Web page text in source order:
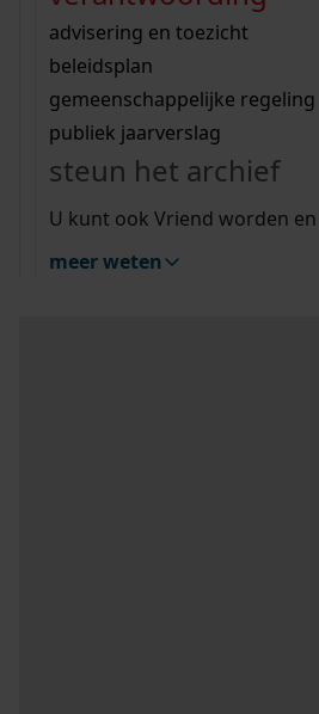
bouwvergunningen
omgevingsvergunningen
vergunningen
beeld en geluid
uitleg nodig?
Wij helpen u op weg met een
bekijk alle zoektips
Wij helpen u op weg met een
bekijk alle zoektips
bekijk ons
advisering en toezicht
beleidsplan
gemeenschappelijke regeling
publiek jaarverslag
steun het archief
U kunt ook Vriend worden
meer weten
zoektips
Mijn Studiezaal (inloggen)